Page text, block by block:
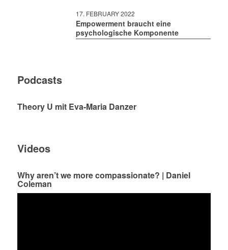
17. FEBRUARY 2022
Empowerment braucht eine
psychologische Komponente
Podcasts
Theory U mit Eva-Maria Danzer
Videos
Why aren’t we more compassionate? | Daniel
Coleman